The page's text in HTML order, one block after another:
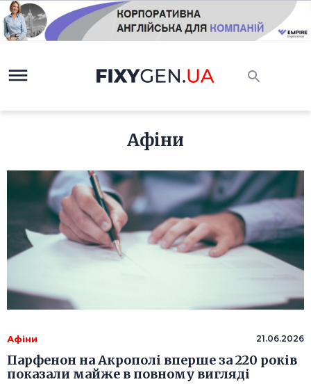
Афіни
Афіни 21.06.2026
Парфенон на Акрополі вперше за 220 років
показали майже в повному вигляді